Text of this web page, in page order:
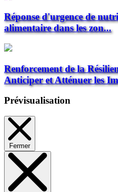
Réponse d'urgence de
alimentaire dans les zon...
Renforcement de la
Anticiper et Atténuer les
Prévisualisation
Fermer